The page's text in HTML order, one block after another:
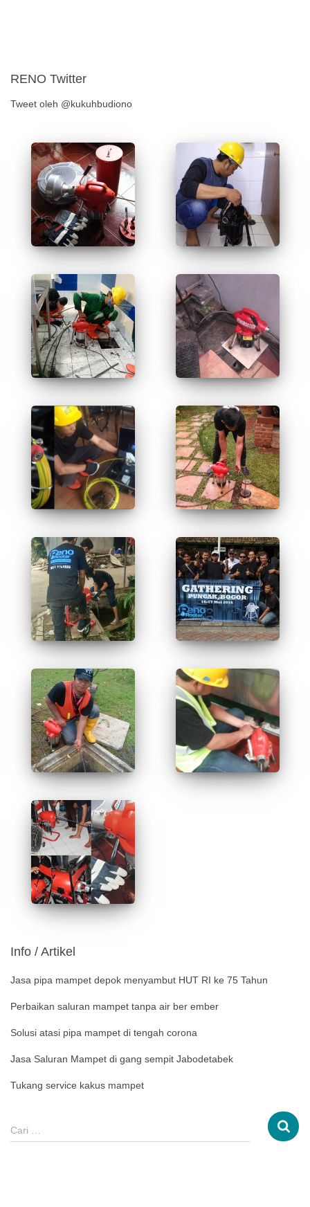
RENO Twitter
Tweet oleh @kukuhbudiono
Info / Artikel
Jasa pipa mampet depok menyambut HUT RI ke 75 Tahun
Perbaikan saluran mampet tanpa air ber ember
Solusi atasi pipa mampet di tengah corona
Jasa Saluran Mampet di gang sempit Jabodetabek
Tukang service kakus mampet
Cari …